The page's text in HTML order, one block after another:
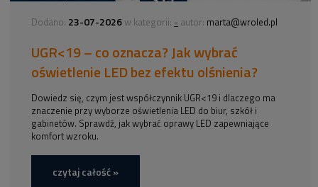
Dodano: 23-07-2026 w kategorii: - autor: marta@wroled.pl
UGR<19 – co oznacza? Jak wybrać
oświetlenie LED bez efektu olśnienia?
Dowiedz się, czym jest współczynnik UGR<19 i dlaczego ma
znaczenie przy wyborze oświetlenia LED do biur, szkół i
gabinetów. Sprawdź, jak wybrać oprawy LED zapewniające
komfort wzroku.
czytaj całość »